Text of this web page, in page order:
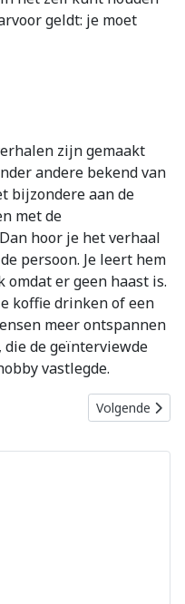
geldt: je moet
zijn gemaakt
andere bekend van
bijzondere aan de
met de
hoor je het verhaal
persoon. Je leert hem
omdat er geen haast is.
koffie drinken of een
meer ontspannen
die de geïnterviewde
vastlegde.
Noord-Veluwe samen
Volgende
Volgende